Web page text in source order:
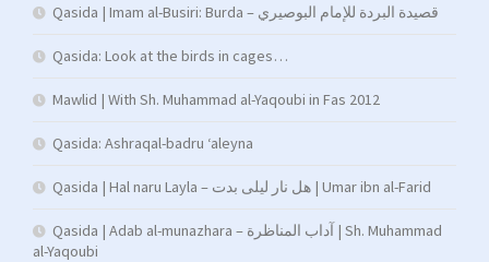
Qasida | Imam al-Busiri: Burda – قصيدة البردة للإمام البوصيري
Qasida: Look at the birds in cages…
Mawlid | With Sh. Muhammad al-Yaqoubi in Fas 2012
Qasida: Ashraqal-badru ‘aleyna
Qasida | Hal naru Layla – هل نار ليلى بدت | Umar ibn al-Farid
Qasida | Adab al-munazhara – آداب المناظرة | Sh. Muhammad
al-Yaqoubi